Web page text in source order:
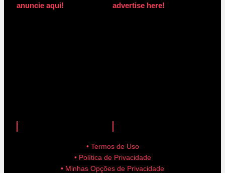
anuncie aqui! advertise here!
• Termos de Uso
• Política de Privacidade
• Minhas Opções de Privacidade